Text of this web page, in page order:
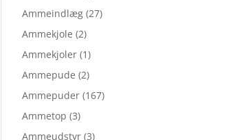
Ammeindlæg (27)
Ammekjole (2)
Ammekjoler (1)
Ammepude (2)
Ammepuder (167)
Ammetop (3)
Ammeudstyr (3)